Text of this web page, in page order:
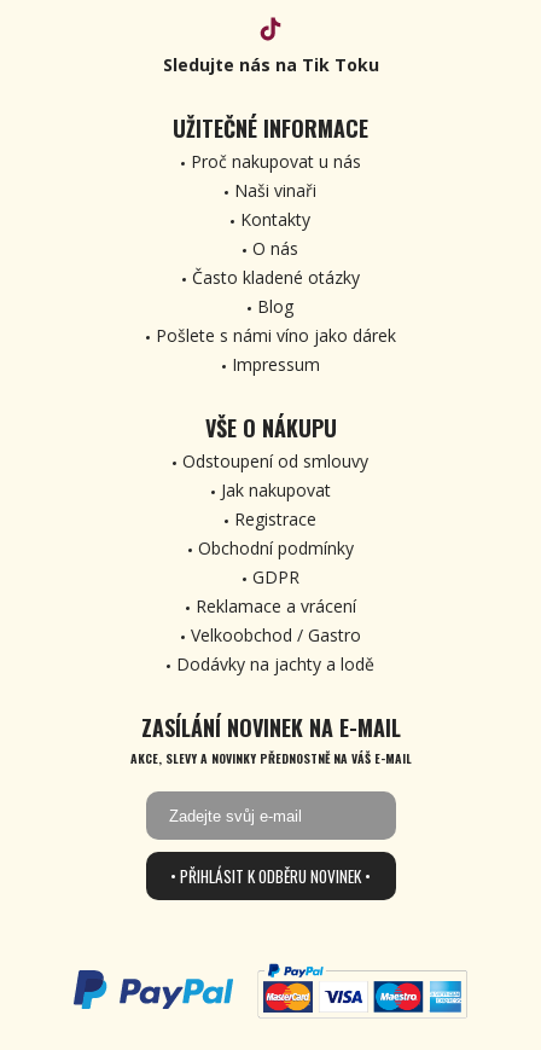
Sledujte nás na Tik Toku
UŽITEČNÉ INFORMACE
Proč nakupovat u nás
Naši vinaři
Kontakty
O nás
Často kladené otázky
Blog
Pošlete s námi víno jako dárek
Impressum
VŠE O NÁKUPU
Odstoupení od smlouvy
Jak nakupovat
Registrace
Obchodní podmínky
GDPR
Reklamace a vrácení
Velkoobchod / Gastro
Dodávky na jachty a lodě
ZASÍLÁNÍ NOVINEK NA E-MAIL
AKCE, SLEVY A NOVINKY PŘEDNOSTNĚ NA VÁŠ E-MAIL
• PŘIHLÁSIT K ODBĚRU NOVINEK •